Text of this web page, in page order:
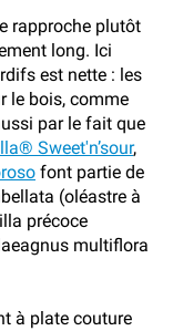
rapproche plutôt
long. Ici
est nette : les
le bois, comme
par le fait que
Sweet'n’sour,
font partie de
(oléastre à
précoce
multiflora
à plate couture